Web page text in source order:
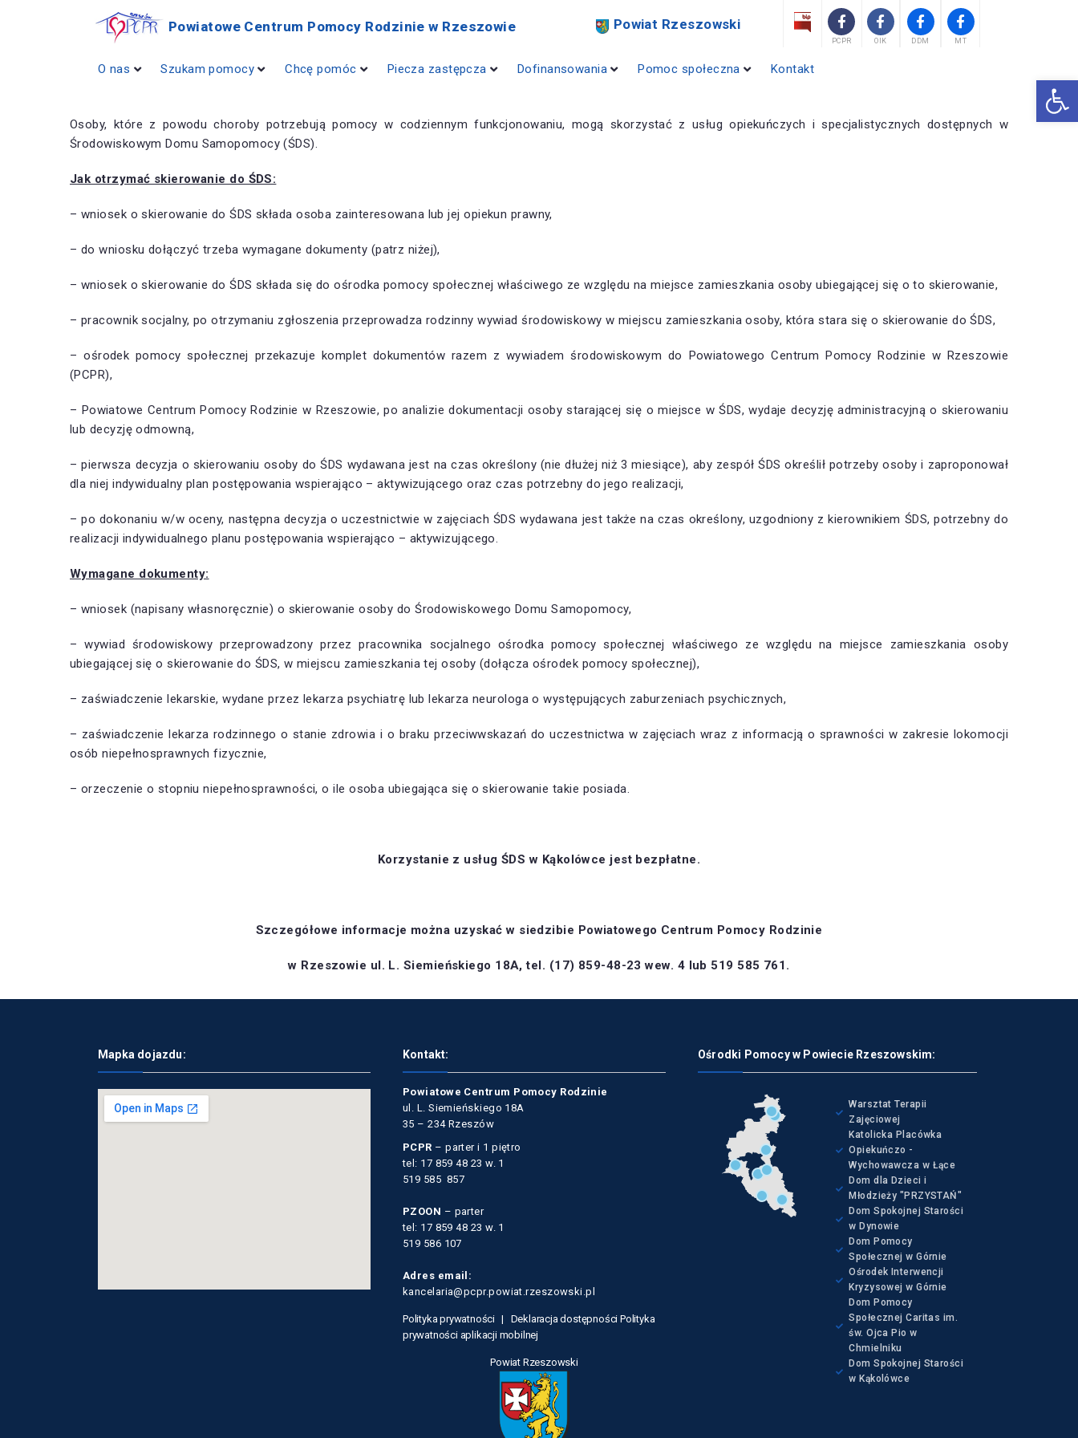
Powiatowe Centrum Pomocy Rodzinie w Rzeszowie Powiat Rzeszowski
PCPR OIK DDM MT
O nas Szukam pomocy Chcę pomóc Piecza zastępcza Dofinansowania Pomoc społeczna Kontakt
Osoby, które z powodu choroby potrzebują pomocy w codziennym funkcjonowaniu, mogą skorzystać z usług opiekuńczych i specjalistycznych dostępnych w
Środowiskowym Domu Samopomocy (ŚDS).
Jak otrzymać skierowanie do ŚDS:
– wniosek o skierowanie do ŚDS składa osoba zainteresowana lub jej opiekun prawny,
– do wniosku dołączyć trzeba wymagane dokumenty (patrz niżej),
– wniosek o skierowanie do ŚDS składa się do ośrodka pomocy społecznej właściwego ze względu na miejsce zamieszkania osoby ubiegającej się o to skierowanie,
– pracownik socjalny, po otrzymaniu zgłoszenia przeprowadza rodzinny wywiad środowiskowy w miejscu zamieszkania osoby, która stara się o skierowanie do ŚDS,
– ośrodek pomocy społecznej przekazuje komplet dokumentów razem z wywiadem środowiskowym do Powiatowego Centrum Pomocy Rodzinie w Rzeszowie
(PCPR),
– Powiatowe Centrum Pomocy Rodzinie w Rzeszowie, po analizie dokumentacji osoby starającej się o miejsce w ŚDS, wydaje decyzję administracyjną o skierowaniu
lub decyzję odmowną,
– pierwsza decyzja o skierowaniu osoby do ŚDS wydawana jest na czas określony (nie dłużej niż 3 miesiące), aby zespół ŚDS określił potrzeby osoby i zaproponował
dla niej indywidualny plan postępowania wspierająco – aktywizującego oraz czas potrzebny do jego realizacji,
– po dokonaniu w/w oceny, następna decyzja o uczestnictwie w zajęciach ŚDS wydawana jest także na czas określony, uzgodniony z kierownikiem ŚDS, potrzebny do
realizacji indywidualnego planu postępowania wspierająco – aktywizującego.
Wymagane dokumenty:
– wniosek (napisany własnoręcznie) o skierowanie osoby do Środowiskowego Domu Samopomocy,
– wywiad środowiskowy przeprowadzony przez pracownika socjalnego ośrodka pomocy społecznej właściwego ze względu na miejsce zamieszkania osoby
ubiegającej się o skierowanie do ŚDS, w miejscu zamieszkania tej osoby (dołącza ośrodek pomocy społecznej),
– zaświadczenie lekarskie, wydane przez lekarza psychiatrę lub lekarza neurologa o występujących zaburzeniach psychicznych,
– zaświadczenie lekarza rodzinnego o stanie zdrowia i o braku przeciwwskazań do uczestnictwa w zajęciach wraz z informacją o sprawności w zakresie lokomocji
osób niepełnosprawnych fizycznie,
– orzeczenie o stopniu niepełnosprawności, o ile osoba ubiegająca się o skierowanie takie posiada.
Korzystanie z usług ŚDS w Kąkolówce jest bezpłatne.
Szczegółowe informacje można uzyskać w siedzibie Powiatowego Centrum Pomocy Rodzinie
w Rzeszowie ul. L. Siemieńskiego 18A, tel. (17) 859-48-23 wew. 4 lub 519 585 761.
Mapka dojazdu: Kontakt:
Powiatowe Centrum Pomocy Rodzinie
ul. L. Siemieńskiego 18A
35 – 234 Rzeszów
PCPR – parter i 1 piętro
tel: 17 859 48 23 w. 1
519 585 857
PZOON – parter
tel: 17 859 48 23 w. 1
519 586 107
Adres email:
kancelaria@pcpr.powiat.rzeszowski.pl
Polityka prywatności | Deklaracja dostępności Polityka
prywatności aplikacji mobilnej
Powiat Rzeszowski
Ośrodki Pomocy w Powiecie Rzeszowskim:
Warsztat Terapii
Zajęciowej
Katolicka Placówka
Opiekuńczo -
Wychowawcza w Łące
Dom dla Dzieci i
Młodzieży "PRZYSTAŃ"
Dom Spokojnej Starości
w Dynowie
Dom Pomocy
Społecznej w Górnie
Ośrodek Interwencji
Kryzysowej w Górnie
Dom Pomocy
Społecznej Caritas im.
św. Ojca Pio w
Chmielniku
Dom Spokojnej Starości
w Kąkolówce